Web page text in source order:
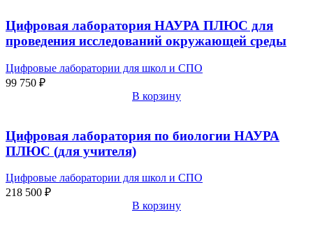
Цифровая лаборатория НАУРА ПЛЮС для
проведения исследований окружающей среды
Цифровые лаборатории для школ и СПО
99 750 ₽
В корзину
Цифровая лаборатория по биологии НАУРА
ПЛЮС (для учителя)
Цифровые лаборатории для школ и СПО
218 500 ₽
В корзину